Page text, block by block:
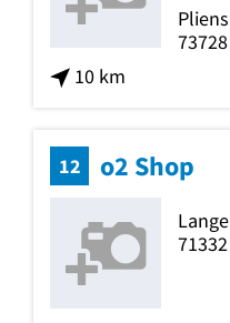
10 km
73728
12 o2 Shop
71332